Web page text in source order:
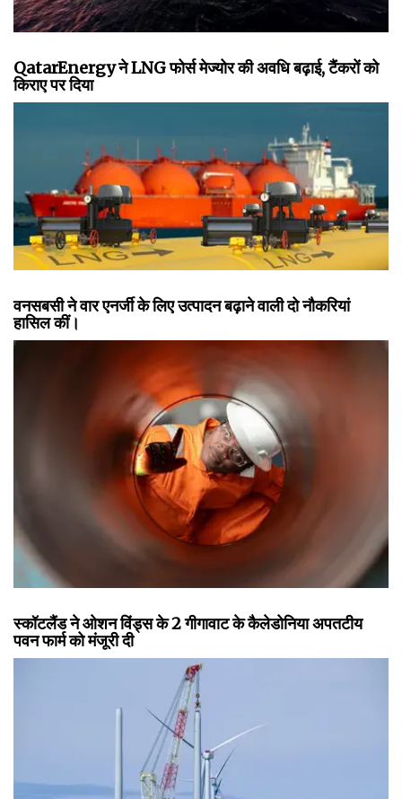
QatarEnergy ने LNG फोर्स मेज्योर की अवधि बढ़ाई, टैंकरों को
किराए पर दिया
वनसबसी ने वार एनर्जी के लिए उत्पादन बढ़ाने वाली दो नौकरियां
हासिल कीं।
स्कॉटलैंड ने ओशन विंड्स के 2 गीगावाट के कैलेडोनिया अपतटीय
पवन फार्म को मंजूरी दी